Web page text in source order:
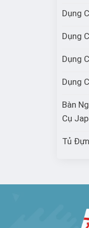
Dụng
Dụng
Dụng
Dụng
Bàn
Cụ
Tủ